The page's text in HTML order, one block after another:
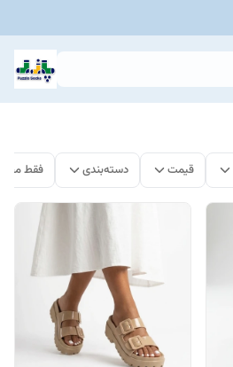
قیمت دسته‌بندی فقط